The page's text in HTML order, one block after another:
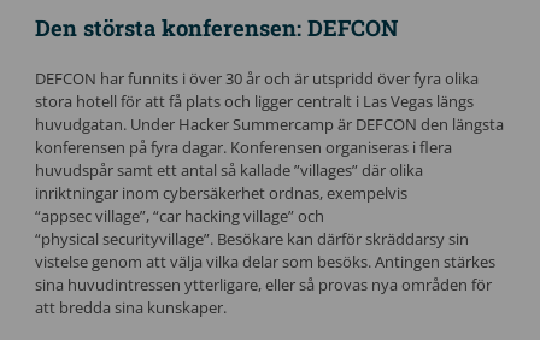
Den största konferensen: DEFCON
DEFCON har funnits i över 30 år och är utspridd över fyra olika
stora hotell för att få plats och ligger centralt i Las Vegas längs
huvudgatan. Under Hacker Summercamp är DEFCON den längsta
konferensen på fyra dagar. Konferensen organiseras i flera
huvudspår samt ett antal så kallade ”villages” där olika
inriktningar inom cybersäkerhet ordnas, exempelvis
“appsec village”, “car hacking village” och
“physical securityvillage”. Besökare kan därför skräddarsy sin
vistelse genom att välja vilka delar som besöks. Antingen stärkes
sina huvudintressen ytterligare, eller så provas nya områden för
att bredda sina kunskaper.